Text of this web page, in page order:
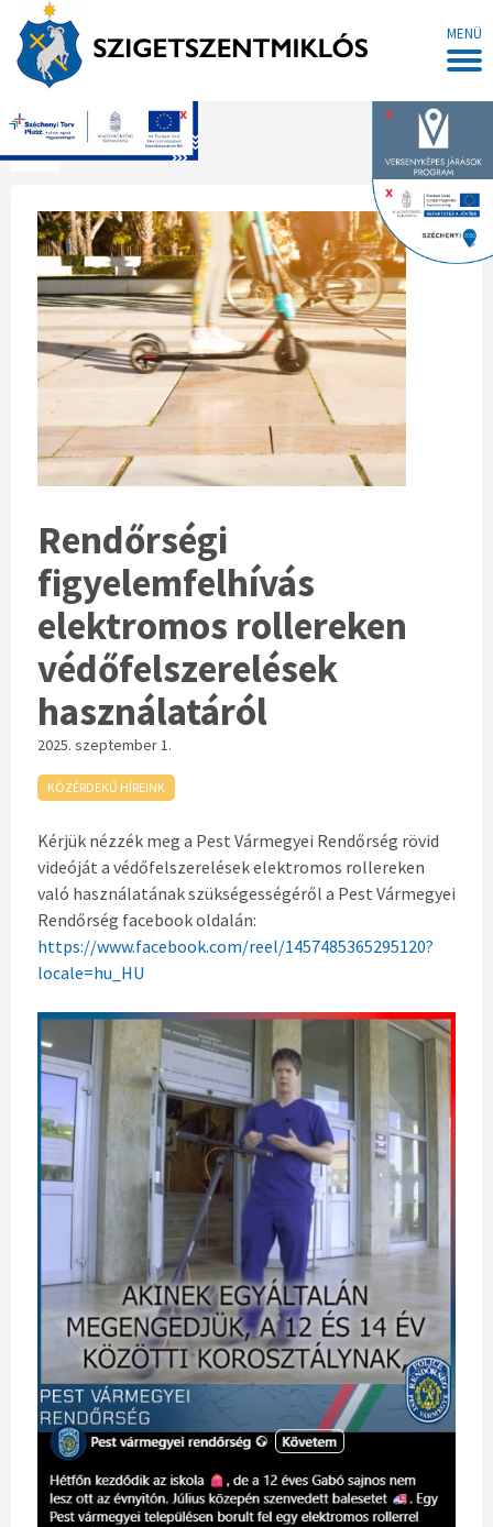
MENÜ
x
x
x
Főoldal
Rendőrségi
figyelemfelhívás
elektromos rollereken
védőfelszerelések
használatáról
2025. szeptember 1.
KÖZÉRDEKŰ HÍREINK
Kérjük nézzék meg a Pest Vármegyei Rendőrség rövid
videóját a védőfelszerelések elektromos rollereken
való használatának szükségességéről a Pest Vármegyei
Rendőrség facebook oldalán:
https://www.facebook.com/reel/1457485365295120?
locale=hu_HU